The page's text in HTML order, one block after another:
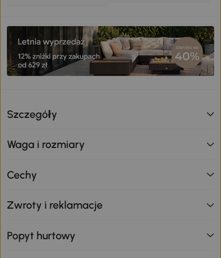
Szczegóły
Waga i rozmiary
Cechy
Zwroty i reklamacje
Popyt hurtowy